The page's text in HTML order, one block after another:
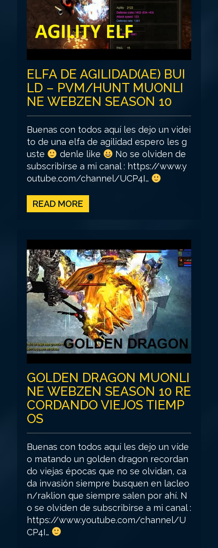
ELFA DE AGILIDAD(AE) BUI
LD – PVM/HUNT MUONLI
NE WEBZEN SEASON 10
Buenas con todos aquí les dejo un videi
to de una elfa de agilidad espero les g
uste
denle like
No se olviden de
subscribirse a mi canal : https://www.y
outube.com/channel/UCP4I…
READ MORE
GOLDEN DRAGON MUONLI
NE WEBZEN SEASON 10 RE
CORDANDO VIEJOS TIEMP
OS
Buenas con todos aquí les dejo un víde
o matando un golden dragon recordan
do viejas épocas que no se olvidan, ca
da invasión siempre busquen en lacleo
n/raklion que siempre salen por ahí. N
o se olviden de subscribirse a mi canal :
https://www.youtube.com/channel/U
CP4I…